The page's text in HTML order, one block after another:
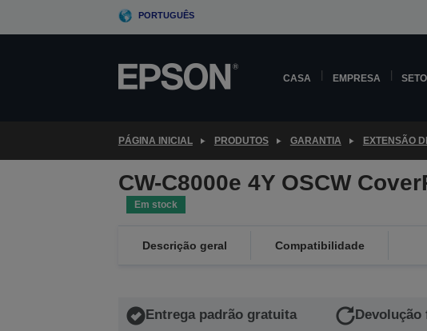
PORTUGUÊS
CASA EMPRESA
PÁGINA INICIAL PRODUTOS GARANTIA EXTENSÃO
CW-C8000e 4Y OSCW
Em stock
Descrição geral Compatibilidade
Entrega padrão gratuita Devolução